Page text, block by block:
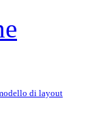
di layout